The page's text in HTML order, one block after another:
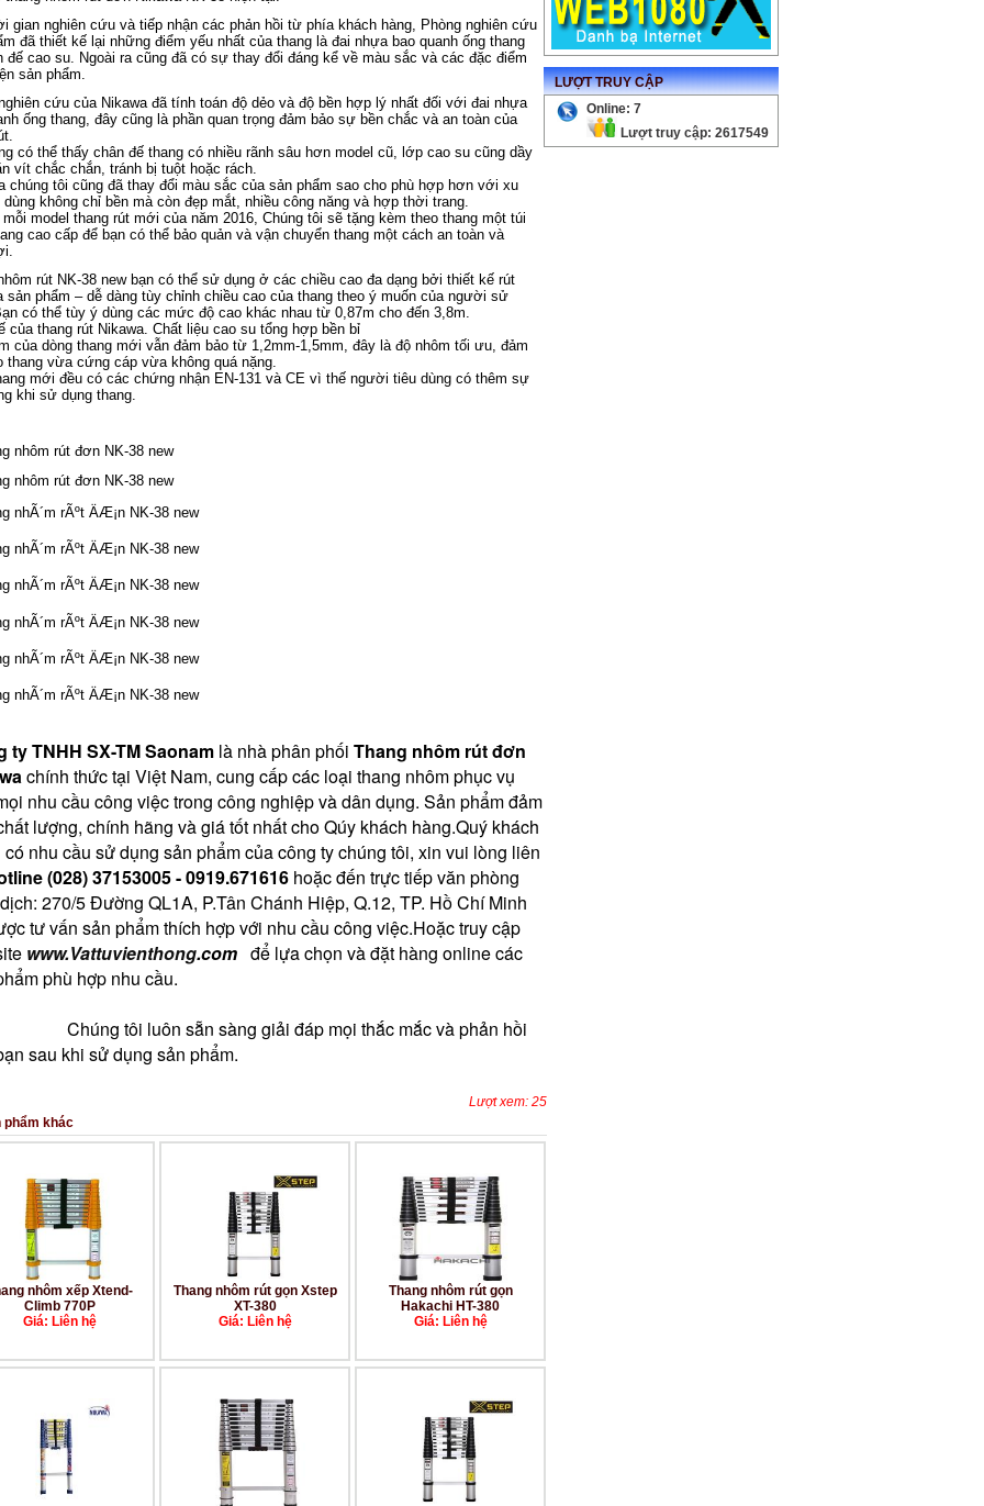
gian nghiên cứu và tiếp nhận các phản hồi từ phía khách hàng, Phòng nghiên cứu
đã thiết kế lại những điểm yếu nhất của thang là đai nhựa bao quanh ống thang
đế cao su. Ngoài ra cũng đã có sự thay đổi đáng kể về màu sắc và các đặc điểm
sản phẩm.
cứu của Nikawa đã tính toán độ dẻo và độ bền hợp lý nhất đối với đai nhựa
ống thang, đây cũng là phần quan trọng đảm bảo sự bền chắc và an toàn của
có thể thấy chân đế thang có nhiều rãnh sâu hơn model cũ, lớp cao su cũng dầy
vít chắc chắn, tránh bị tuột hoặc rách.
chúng tôi cũng đã thay đổi màu sắc của sản phẩm sao cho phù hợp hơn với xu
dùng không chỉ bền mà còn đẹp mắt, nhiều công năng và hợp thời trang.
model thang rút mới của năm 2016, Chúng tôi sẽ tặng kèm theo thang một túi
cao cấp để bạn có thể bảo quản và vận chuyển thang một cách an toàn và
rút NK-38 new bạn có thể sử dụng ở các chiều cao đa dạng bởi thiết kế rút
sản phẩm – dễ dàng tùy chỉnh chiều cao của thang theo ý muốn của người sử
có thể tùy ý dùng các mức độ cao khác nhau từ 0,87m cho đến 3,8m.
của thang rút Nikawa. Chất liệu cao su tổng hợp bền bỉ
của dòng thang mới vẫn đảm bảo từ 1,2mm-1,5mm, đây là độ nhôm tối ưu, đảm
thang vừa cứng cáp vừa không quá nặng.
mới đều có các chứng nhận EN-131 và CE vì thế người tiêu dùng có thêm sự
khi sử dụng thang.
ty TNHH SX-TM Saonam là nhà phân phối Thang nhôm rút đơn
chính thức tại Việt Nam, cung cấp các loại thang nhôm phục vụ
nhu cầu công việc trong công nghiệp và dân dụng. Sản phẩm đảm
lượng, chính hãng và giá tốt nhất cho Qúy khách hàng.Quý khách
có nhu cầu sử dụng sản phẩm của công ty chúng tôi, xin vui lòng liên
(028) 37153005 - 0919.671616 hoặc đến trực tiếp văn phòng
270/5 Đường QL1A, P.Tân Chánh Hiệp, Q.12, TP. Hồ Chí Minh
tư vấn sản phẩm thích hợp với nhu cầu công việc.Hoặc truy cập
www.Vattuvienthong.com để lựa chọn và đặt hàng online các
phù hợp nhu cầu.
Chúng tôi luôn sẵn sàng giải đáp mọi thắc mắc và phản hồi
sau khi sử dụng sản phẩm.
Lượt xem: 25
phẩm khác
nhôm xếp Xtend-
Climb 770P
Giá: Liên hệ
Thang nhôm rút gọn Xstep
XT-380
Giá: Liên hệ
Thang nhôm rút gọn
Hakachi HT-380
Giá: Liên hệ
LƯỢT TRUY CẬP
Online: 7
Lượt truy cập: 2617549